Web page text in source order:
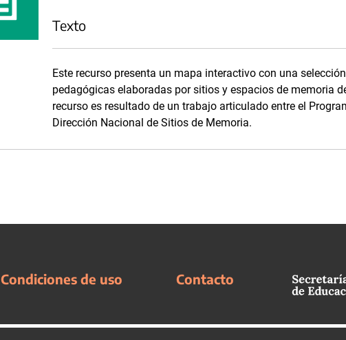
Texto
Este recurso presenta un mapa interactivo con una
pedagógicas elaboradas por sitios y espacios de memoria
recurso es resultado de un trabajo articulado entre el
Dirección Nacional de Sitios de Memoria.
Condiciones de uso Contacto